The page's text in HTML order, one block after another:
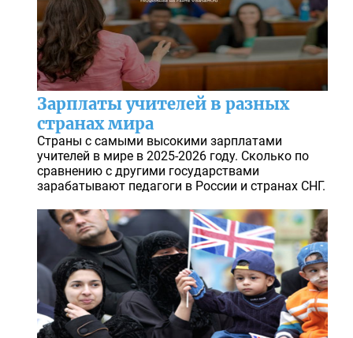
Зарплаты учителей в разных
странах мира
Страны с самыми высокими зарплатами
учителей в мире в 2025-2026 году. Сколько по
сравнению с другими государствами
зарабатывают педагоги в России и странах СНГ.